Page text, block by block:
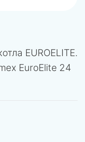
EUROELITE.
EuroElite 24